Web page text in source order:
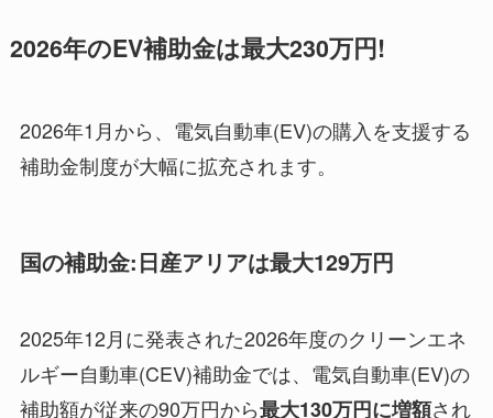
2026年のEV補助金は最大230万円!
2026年1月から、電気自動車(EV)の購入を支援する
補助金制度が大幅に拡充されます。
国の補助金:日産アリアは最大129万円
2025年12月に発表された2026年度のクリーンエネ
ルギー自動車(CEV)補助金では、電気自動車(EV)の
補助額が従来の90万円から最大130万円に増額され